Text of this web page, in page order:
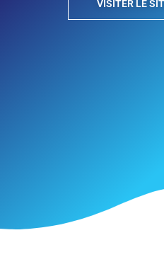
VISITER LE